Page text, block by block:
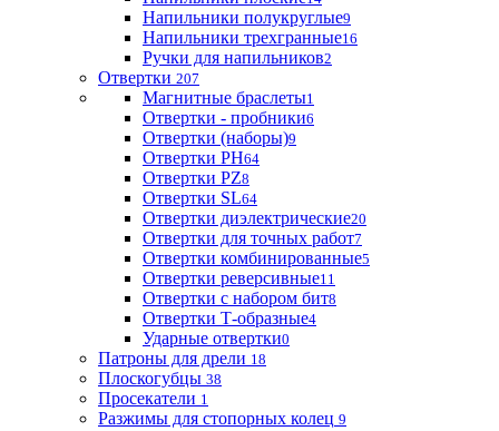
Напильники полукруглые9
Напильники трехгранные16
Ручки для напильников2
Отвертки 207
Магнитные браслеты1
Отвертки - пробники6
Отвертки (наборы)9
Отвертки PH64
Отвертки PZ8
Отвертки SL64
Отвертки диэлектрические20
Отвертки для точных работ7
Отвертки комбинированные5
Отвертки реверсивные11
Отвертки с набором бит8
Отвертки Т-образные4
Ударные отвертки0
Патроны для дрели 18
Плоскогубцы 38
Просекатели 1
Разжимы для стопорных колец 9